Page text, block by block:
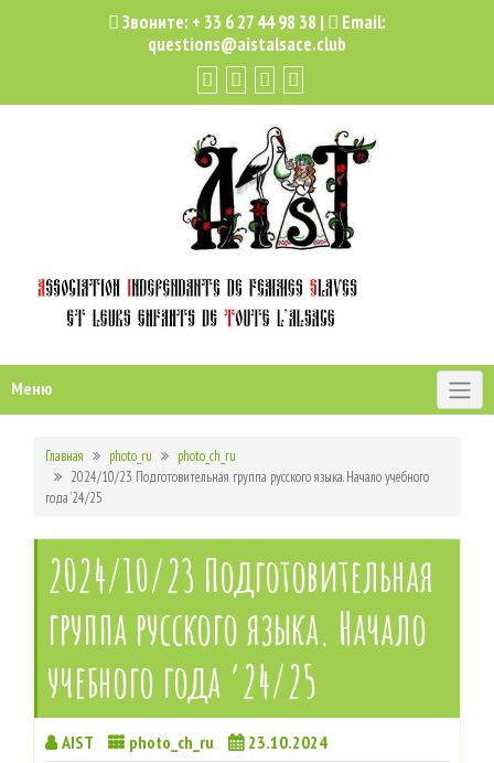
Звоните: + 33 6 27 44 98 38 |
Email:
questions@aistalsace.club
Меню
Главная photo_ru
photo_ch_ru
2024/10/23 Подготовительная группа русского языка. Начало учебного
года ’24/25
2024/10/23 Подготовительная
группа русского языка. Начало
учебного года ’24/25
AIST photo_ch_ru 23.10.2024